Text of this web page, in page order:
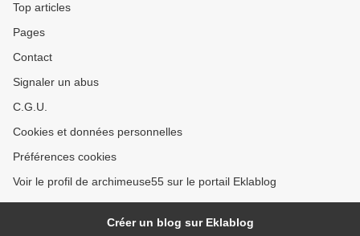
Top articles
Pages
Contact
Signaler un abus
C.G.U.
Cookies et données personnelles
Préférences cookies
Voir le profil de archimeuse55 sur le portail Eklablog
Créer un blog sur Eklablog